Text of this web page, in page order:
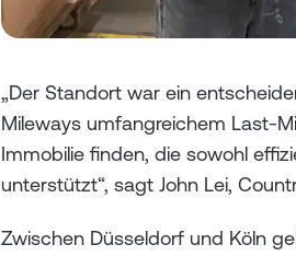
„Der Standort war ein
Mileways umfangreichem Last-
Immobilie finden, die sowohl
unterstützt“, sagt John Lei,
Zwischen Düsseldorf und Köln